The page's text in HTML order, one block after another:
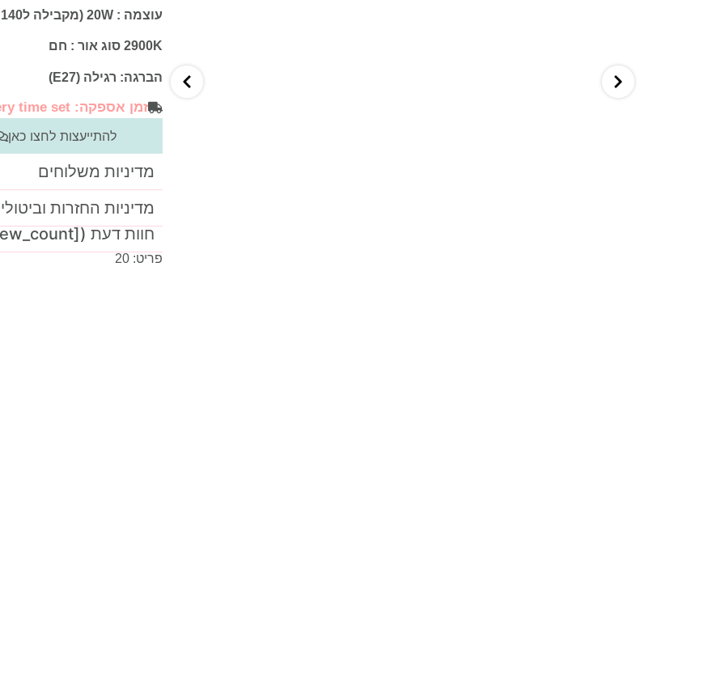
עוצמה : 20W (מקבילה ל140 וואט ליבון)
2900K סוג אור : חם
הברגה: רגילה (E27)
זמן אספקה: No delivery time set ימי עבודה
להתייעצות לחצו כאן
מדיניות משלוחים
מדיניות החזרות
חוות דעת ([product_review_count])
פריט: 20